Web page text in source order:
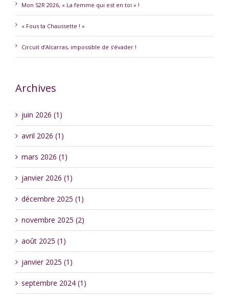
Mon S2R 2026, « La femme qui est en toi » !
« Fous ta Chaussette ! »
Circuit d’Alcarras, impossible de s’évader !
Archives
juin 2026 (1)
avril 2026 (1)
mars 2026 (1)
janvier 2026 (1)
décembre 2025 (1)
novembre 2025 (2)
août 2025 (1)
janvier 2025 (1)
septembre 2024 (1)